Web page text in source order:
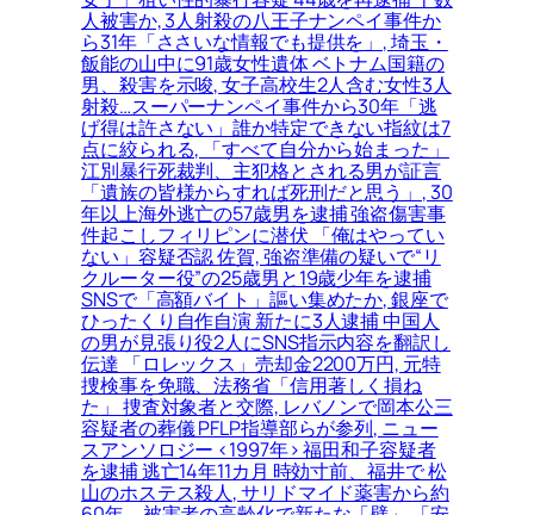
人被害か, 3人射殺の八王子ナンペイ事件か
ら31年「ささいな情報でも提供を」, 埼玉・
飯能の山中に91歳女性遺体 ベトナム国籍の
男、殺害を示唆, 女子高校生2人含む女性3人
射殺…スーパーナンペイ事件から30年「逃
げ得は許さない」誰か特定できない指紋は7
点に絞られる, 「すべて自分から始まった」
江別暴行死裁判、主犯格とされる男が証言
「遺族の皆様からすれば死刑だと思う」, 30
年以上海外逃亡の57歳男を逮捕 強盗傷害事
件起こしフィリピンに潜伏 「俺はやってい
ない」容疑否認 佐賀, 強盗準備の疑いで“リ
クルーター役”の25歳男と19歳少年を逮捕
SNSで「高額バイト」謳い集めたか, 銀座で
ひったくり自作自演 新たに3人逮捕 中国人
の男が見張り役2人にSNS指示内容を翻訳し
伝達 「ロレックス」売却金2200万円, 元特
捜検事を免職、法務省「信用著しく損ね
た」 捜査対象者と交際, レバノンで岡本公三
容疑者の葬儀 PFLP指導部らが参列, ニュー
スアンソロジー <1997年> 福田和子容疑者
を逮捕 逃亡14年11カ月 時効寸前、福井で 松
山のホステス殺人, サリドマイド薬害から約